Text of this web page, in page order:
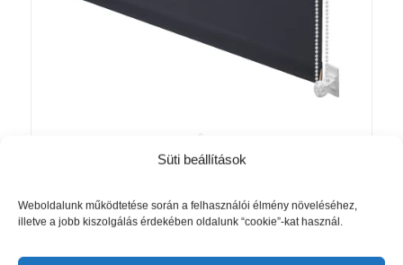
Süti beállítások
Weboldalunk működtetése során a felhasználói élmény növeléséhez,
illetve a jobb kiszolgálás érdekében oldalunk “cookie”-kat használ.
Roló fényáteresztő vászonnal antracit
10 599Ft – 16 660FtÁrtartomány:
10